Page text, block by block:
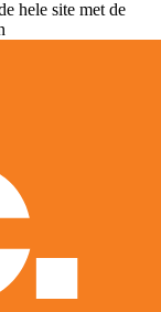
hele site met de